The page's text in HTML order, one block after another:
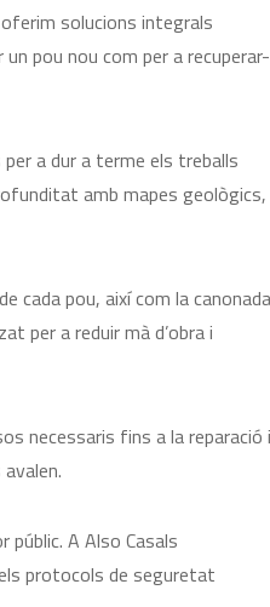
solucions integrals
pou nou com per a recuperar-
a dur a terme els treballs
amb mapes geològics,
cada pou, així com la canonada
per a reduir mà d’obra i
necessaris fins a la reparació i
A Also Casals
protocols de seguretat